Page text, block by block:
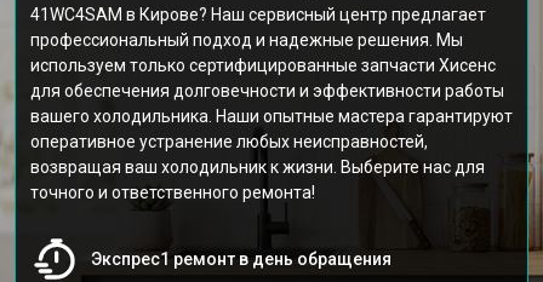
41WC4SAM в Кирове? Наш сервисный центр предлагает
профессиональный подход и надежные решения. Мы
используем только сертифицированные запчасти Хисенс
для обеспечения долговечности и эффективности работы
вашего холодильника. Наши опытные мастера гарантируют
оперативное устранение любых неисправностей,
возвращая ваш холодильник к жизни. Выберите нас для
точного и ответственного ремонта!
Экспрес1 ремонт в день обращения